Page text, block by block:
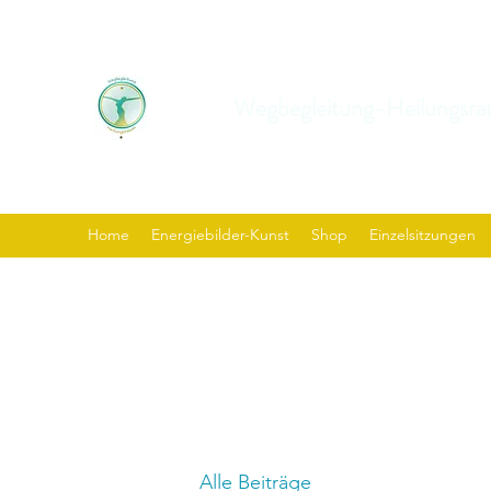
Home Energiebilder-Kunst Shop Einzelsitzungen
Alle Beiträge